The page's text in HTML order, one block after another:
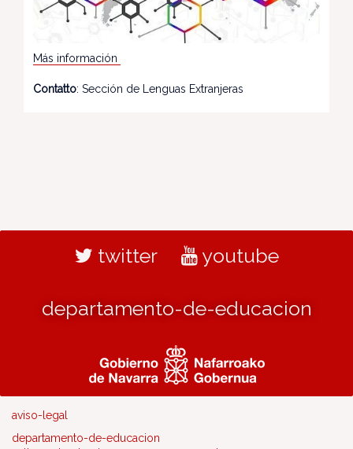
Más información
Contatto: Sección de Lenguas Extranjeras
twitter youtube
departamento-de-educacion
aviso-legal
departamento-de-educacion